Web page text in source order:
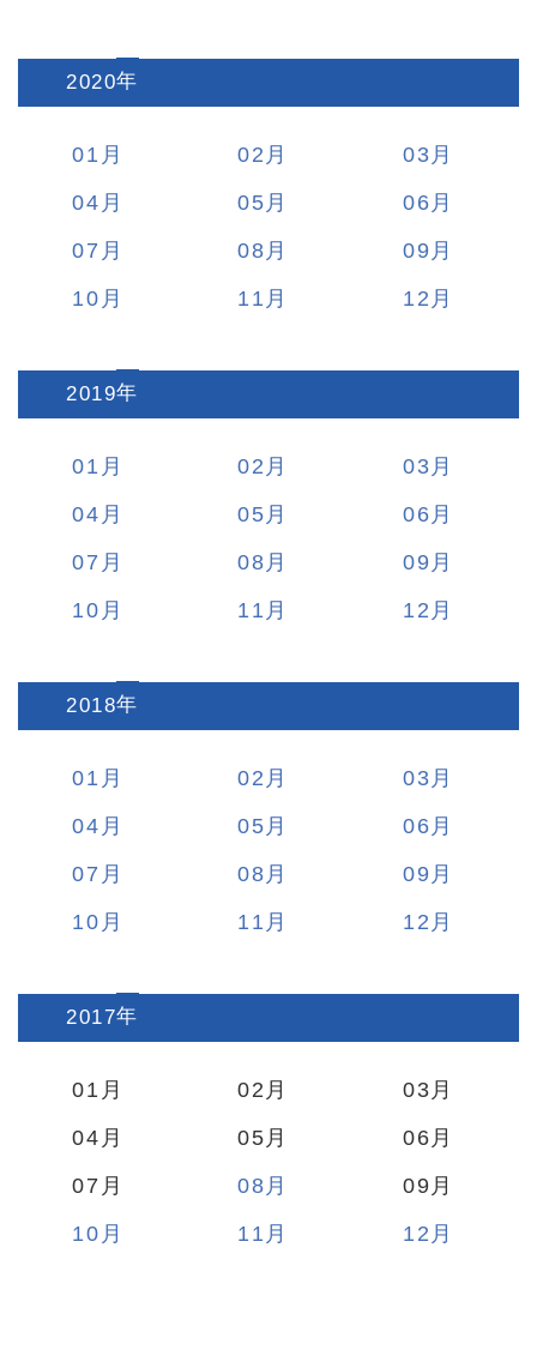
2020:
01 02
03
04
05
06
07
08
09
10
11 12
2019:
01 02
03
04
05
06
07
08
09
10
11 12
2018:
01 02
03
04
05
06
07
08
09
10
11 12
2017:
01 02
03
04
05
06
07
08
09
10
11 12